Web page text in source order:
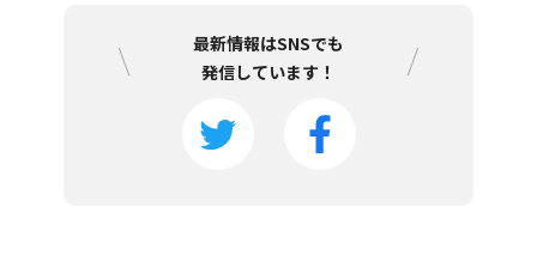
最新情報はSNSでも
発信しています！